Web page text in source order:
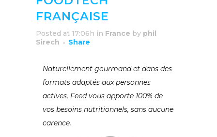
FRANÇAISE
Posted at 17:06h in France by phil
Sirech
Share
Naturellement gourmand et dans des
formats adaptés aux personnes
actives, Feed vous apporte 100% de
vos besoins nutritionnels, sans aucune
carence.